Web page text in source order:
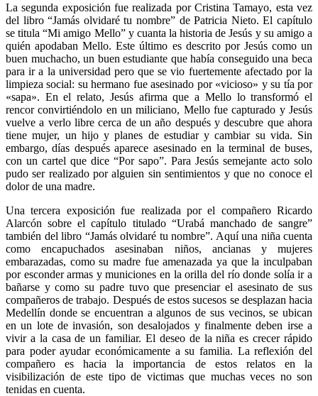
La segunda exposición fue realizada por Cristina Tamayo, esta vez
del libro “Jamás olvidaré tu nombre” de Patricia Nieto. El capítulo
se titula “Mi amigo Mello” y cuanta la historia de Jesús y su amigo a
quién apodaban Mello. Este último es descrito por Jesús como un
buen muchacho, un buen estudiante que había conseguido una beca
para ir a la universidad pero que se vio fuertemente afectado por la
limpieza social: su hermano fue asesinado por «vicioso» y su tía por
«sapa». En el relato, Jesús afirma que a Mello lo transformó el
rencor convirtiéndolo en un miliciano, Mello fue capturado y Jesús
vuelve a verlo libre cerca de un año después y descubre que ahora
tiene mujer, un hijo y planes de estudiar y cambiar su vida. Sin
embargo, días después aparece asesinado en la terminal de buses,
con un cartel que dice “Por sapo”. Para Jesús semejante acto solo
pudo ser realizado por alguien sin sentimientos y que no conoce el
dolor de una madre.
Una tercera exposición fue realizada por el compañero Ricardo
Alarcón sobre el capítulo titulado “Urabá manchado de sangre”
también del libro “Jamás olvidaré tu nombre”. Aquí una niña cuenta
como encapuchados asesinaban niños, ancianas y mujeres
embarazadas, como su madre fue amenazada ya que la inculpaban
por esconder armas y municiones en la orilla del río donde solía ir a
bañarse y como su padre tuvo que presenciar el asesinato de sus
compañeros de trabajo. Después de estos sucesos se desplazan hacia
Medellín donde se encuentran a algunos de sus vecinos, se ubican
en un lote de invasión, son desalojados y finalmente deben irse a
vivir a la casa de un familiar. El deseo de la niña es crecer rápido
para poder ayudar económicamente a su familia. La reflexión del
compañero es hacia la importancia de estos relatos en la
visibilización de este tipo de victimas que muchas veces no son
tenidas en cuenta.